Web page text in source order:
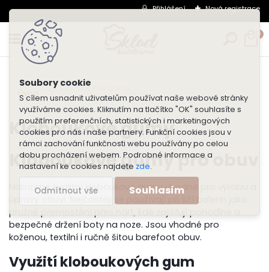
S cílem usnadnit uživatelům používat naše webové stránky
využíváme cookies. Kliknutím na tlačítko "OK" souhlasíte s
použitím preferenčních, statistických i marketingových
cookies pro nás i naše partnery. Funkční cookies jsou v
rámci zachování funkčnosti webu používány po celou
dobu procházení webem. Podrobné informace a
nastavení ke cookies najdete zde.
Odmítnout vše Souhlasím
Přihlášení Nová registrace
0
Úvod
Kloboukové gumy
Kloboukové gumy
Kloboukové gumy pro obuv
Nabízíme kvalitní kloboukové gumy vhodné pro výrobu a
pružné přemostění přes nárt, kde zajišťují pohodlné a
bezpečné držení boty na noze. Jsou vhodné pro
koženou, textilní i ručně šitou barefoot obuv.
Využití kloboukových gum